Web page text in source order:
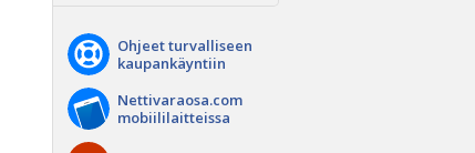
Ohjeet turvalliseen
kaupankäyntiin
Nettivaraosa.com
mobiililaitteissa